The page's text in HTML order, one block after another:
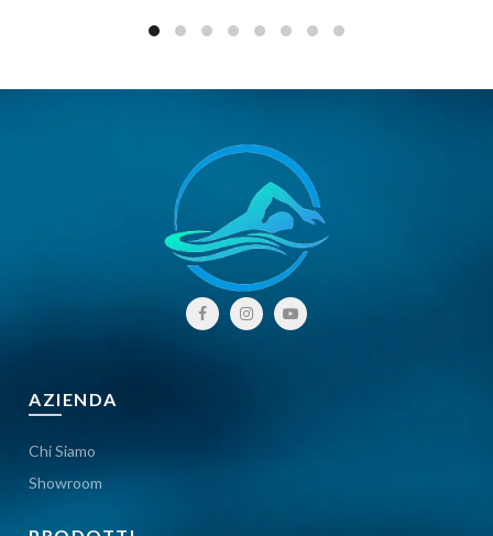
AZIENDA
Chi Siamo
Showroom